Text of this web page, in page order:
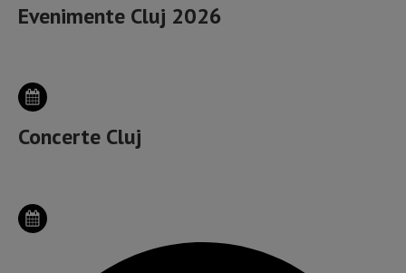
Evenimente Cluj 2026
Concerte Cluj